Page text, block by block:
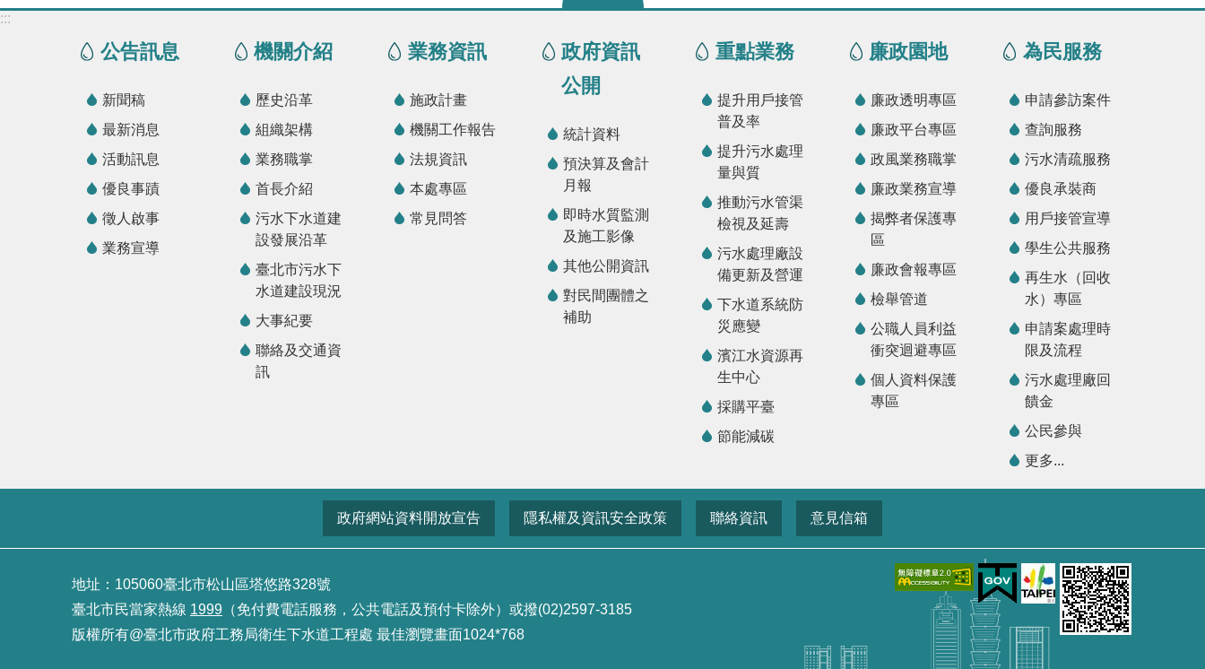
:::
公告訊息
新聞稿
最新消息
活動訊息
優良事蹟
徵人啟事
業務宣導
機關介紹
歷史沿革
組織架構
業務職掌
首長介紹
污水下水道建
設發展沿革
臺北市污水下
水道建設現況
大事紀要
聯絡及交通資
訊
業務資訊
施政計畫
機關工作報告
法規資訊
本處專區
常見問答
政府資訊
公開
統計資料
預決算及會計
月報
即時水質監測
及施工影像
其他公開資訊
對民間團體之
補助
重點業務
提升用戶接管
普及率
提升污水處理
量與質
推動污水管渠
檢視及延壽
污水處理廠設
備更新及營運
下水道系統防
災應變
濱江水資源再
生中心
採購平臺
節能減碳
廉政園地
廉政透明專區
廉政平台專區
政風業務職掌
廉政業務宣導
揭弊者保護專
區
廉政會報專區
檢舉管道
公職人員利益
衝突迴避專區
個人資料保護
專區
為民服務
申請參訪案件
查詢服務
污水清疏服務
優良承裝商
用戶接管宣導
學生公共服務
再生水（回收
水）專區
申請案處理時
限及流程
污水處理廠回
饋金
公民參與
更多...
政府網站資料開放宣告 隱私權及資訊安全政策 聯絡資訊 意見信箱
地址：105060臺北市松山區塔悠路328號
臺北市民當家熱線 1999 （免付費電話服務，公共電話及預付卡除外）或撥(02)2597-3185
版權所有@臺北市政府工務局衛生下水道工程處 最佳瀏覽畫面1024*768